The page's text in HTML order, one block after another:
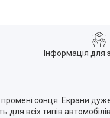
Інформація для
промені сонця. Екрани
всіх типів автомобілів.